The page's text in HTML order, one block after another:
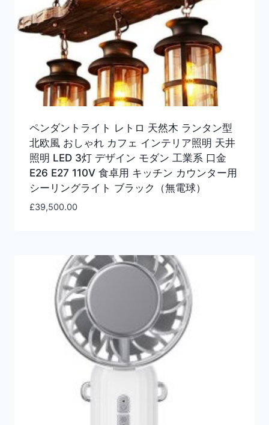
ペンダントライト レトロ 天然木 ランタン型
北欧風 おしゃれ カフェ インテリア照明 天井
照明 LED 3灯 デザイン モダン 工業系 口金
E26 E27 110V 食卓用 キッチン カウンター用
シーリングライト ブラック（無電球）
£39,500.00